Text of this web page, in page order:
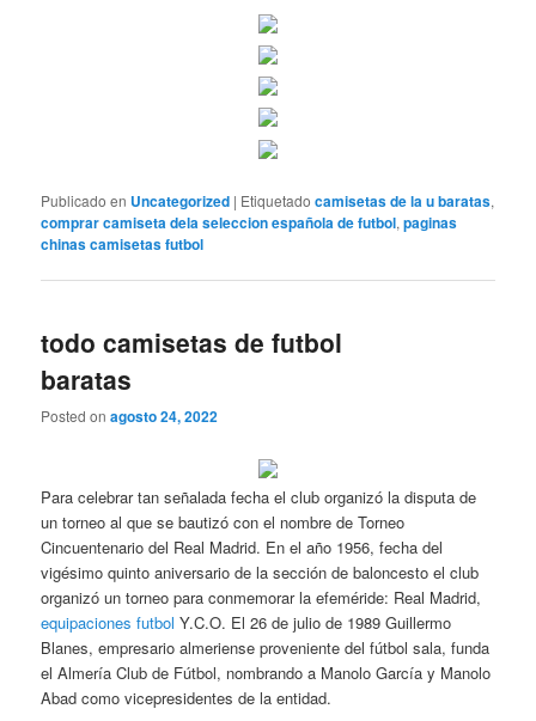
Publicado en Uncategorized | Etiquetado camisetas de la u baratas,
comprar camiseta dela seleccion española de futbol,paginas
chinas camisetas futbol
todo camisetas de futbol
baratas
Posted onagosto 24, 2022
Para celebrar tan señalada fecha el club organizó la disputa de
un torneo al que se bautizó con el nombre de Torneo
Cincuentenario del Real Madrid. En el año 1956, fecha del
vigésimo quinto aniversario de la sección de baloncesto el club
organizó un torneo para conmemorar la efeméride: Real Madrid,
equipaciones futbol Y.C.O. El 26 de julio de 1989 Guillermo
Blanes, empresario almeriense proveniente del fútbol sala, funda
el Almería Club de Fútbol, nombrando a Manolo García y Manolo
Abad como vicepresidentes de la entidad.